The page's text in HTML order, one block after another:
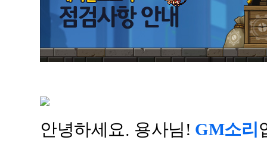
안녕하세요. 용사님! GM소리